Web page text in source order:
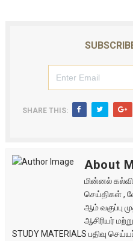
SHARE THIS:
About
மின்னல்
செய்திகள் ,
ஆம் வகுப்பு
ஆசிரியர்
STUDY MATERIALS பதிவு